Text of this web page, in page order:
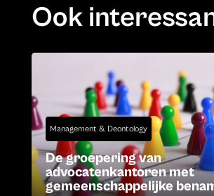
Ook
Management & Deontology
De groepering van
advocatenkantoren met
gemeenschappelijke